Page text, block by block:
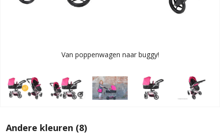
Van poppenwagen naar buggy!
Andere kleuren (8)